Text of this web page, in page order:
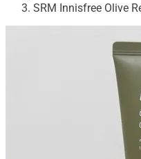
SRM Innisfree Olive